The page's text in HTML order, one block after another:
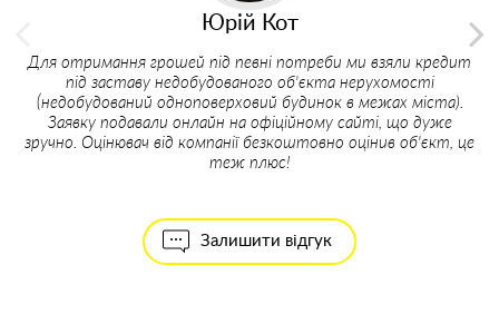
Юрій Кот
Для отримання грошей під певні потреби ми взяли кредит
під заставу недобудованого об'єкта нерухомості
(недобудований одноповерховий будинок в межах міста).
Заявку подавали онлайн на офіційному сайті, що дуже
зручно. Оцінювач від компанії безкоштовно оцінив об'єкт, це
теж плюс!
Залишити відгук